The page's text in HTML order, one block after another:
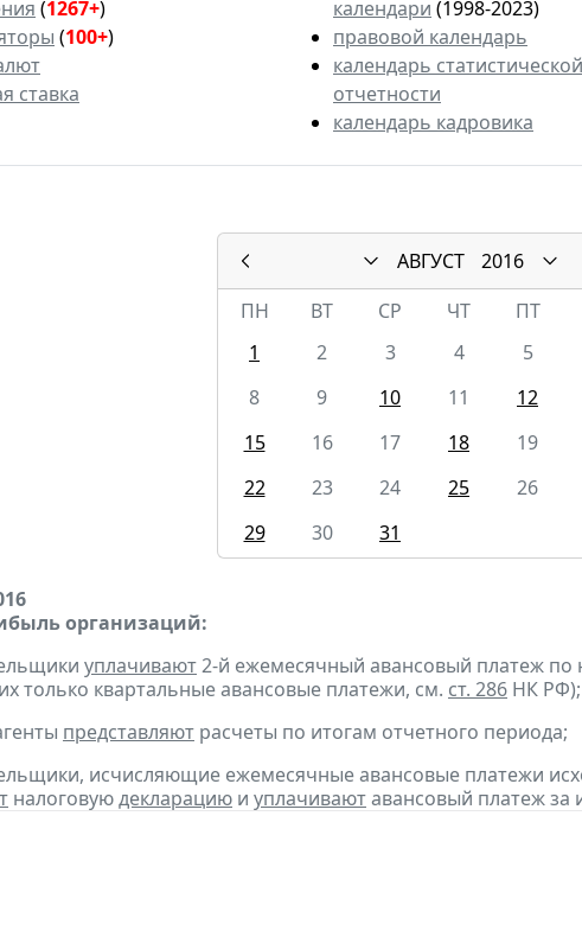
(1267+)
(100+)
ставка
календари (1998-2023)
правовой календарь
календарь статистической
отчетности
календарь кадровика
АВГУСТ
2016
ПН
ВТ СР ЧТ ПТ
1
2 3 4 5
8
9 10 11 12
15
16 17 18 19
22
23 24 25 26
29
30 31
организаций:
уплачивают2-й ежемесячный авансовый платеж по
только квартальные авансовые платежи, см. ст. 286 НК РФ);
представляют расчеты по итогам отчетного периода;
исчисляющие ежемесячные авансовые платежи
налоговуюдекларацию и уплачиваютавансовый платеж за